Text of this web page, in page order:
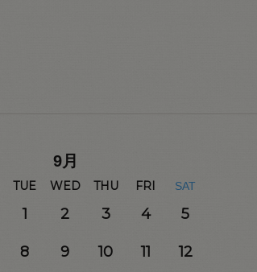
9月
TUE WED THU FRI SAT
1 2 3 4 5
8 9 10 11 12